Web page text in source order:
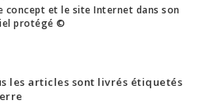
concept et le site Internet dans son
protégé ©
les articles sont livrés étiquetés